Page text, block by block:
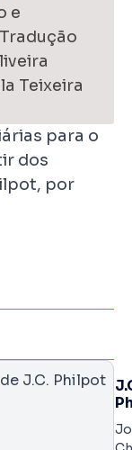
e
Teixeira
para o
dos
por